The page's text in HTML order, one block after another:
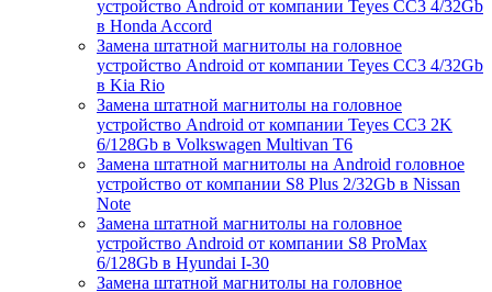
устройство Android от компании Teyes CC3 4/32Gb
в Honda Accord
Замена штатной магнитолы на головное
устройство Android от компании Teyes CC3 4/32Gb
в Kia Rio
Замена штатной магнитолы на головное
устройство Android от компании Teyes CC3 2K
6/128Gb в Volkswagen Multivan T6
Замена штатной магнитолы на Android головное
устройство от компании S8 Plus 2/32Gb в Nissan
Note
Замена штатной магнитолы на головное
устройство Android от компании S8 ProMax
6/128Gb в Hyundai I-30
Замена штатной магнитолы на головное